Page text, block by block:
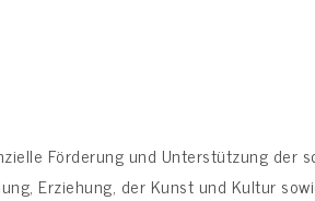
Förderung und Unterstützung
Erziehung, der Kunst und Kultur